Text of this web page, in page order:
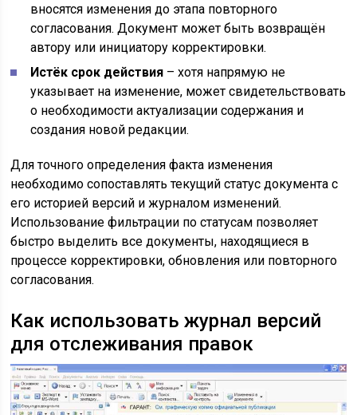
вносятся изменения до этапа повторного
согласования. Документ может быть возвращён
автору или инициатору корректировки.
Истёк срок действия – хотя напрямую не
указывает на изменение, может свидетельствовать
о необходимости актуализации содержания и
создания новой редакции.
Для точного определения факта изменения
необходимо сопоставлять текущий статус документа с
его историей версий и журналом изменений.
Использование фильтрации по статусам позволяет
быстро выделить все документы, находящиеся в
процессе корректировки, обновления или повторного
согласования.
Как использовать журнал версий
для отслеживания правок